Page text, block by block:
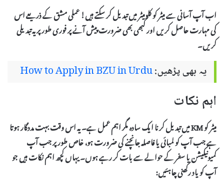
اب آپ آسانی سے میٹر کو کلومیٹر میں تبدیل کر سکتے ہیں! عملی مشق کے ذریعے اس
کی مہارت حاصل کریں اور کبھی بھی ضرورت پیش آنے پر فوری طور پر یہ تبدیلی
کریں۔
یہ بھی پڑھیں:How to Apply in BZU in Urdu
اہم نکات
میٹر کو KM میں تبدیل کرنا ایک سادہ مگر اہم عمل ہے۔ یہ اس وقت بہت مددگار ہوتا
ہے جب آپ کو لمبائی یا فاصلہ جانچنے کی ضرورت ہو، خاص طور پر جب آپ
کمیونیکیشن یا سفر کے حوالے سے بات کر رہے ہوں۔ یہاں کچھاہم نکاتہیں جو
آپ کو یاد رکھنی چاہئیں: